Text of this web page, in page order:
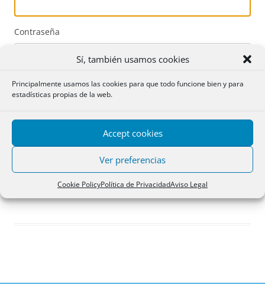
Sí, también usamos cookies
Principalmente usamos las cookies para que todo funcione bien y para
estadísticas propias de la web.
Accept cookies
Ver preferencias
Cookie PolicyPolítica de PrivacidadAviso Legal
Contraseña
Acceder
Registro
¿Has olvidado tu contraseña?